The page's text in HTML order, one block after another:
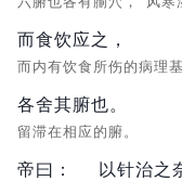
而食饮应之，
而内有饮食所伤的病理
各舍其腑也。
留滞在相应的腑。
帝曰： 以针治之